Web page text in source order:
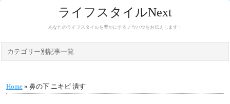
ライフスタイルNext
あなたのライフスタイルを豊かにするノウハウをお伝えします！
カテゴリー別記事一覧
Home » 鼻の下 ニキビ 潰す